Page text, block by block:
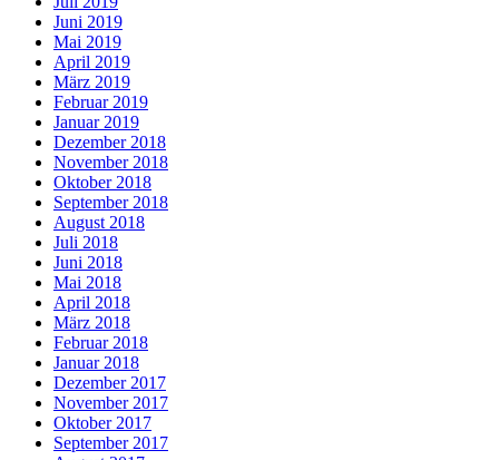
Juni 2019
Mai 2019
April 2019
März 2019
Februar 2019
Januar 2019
Dezember 2018
November 2018
Oktober 2018
September 2018
August 2018
Juli 2018
Juni 2018
Mai 2018
April 2018
März 2018
Februar 2018
Januar 2018
Dezember 2017
November 2017
Oktober 2017
September 2017